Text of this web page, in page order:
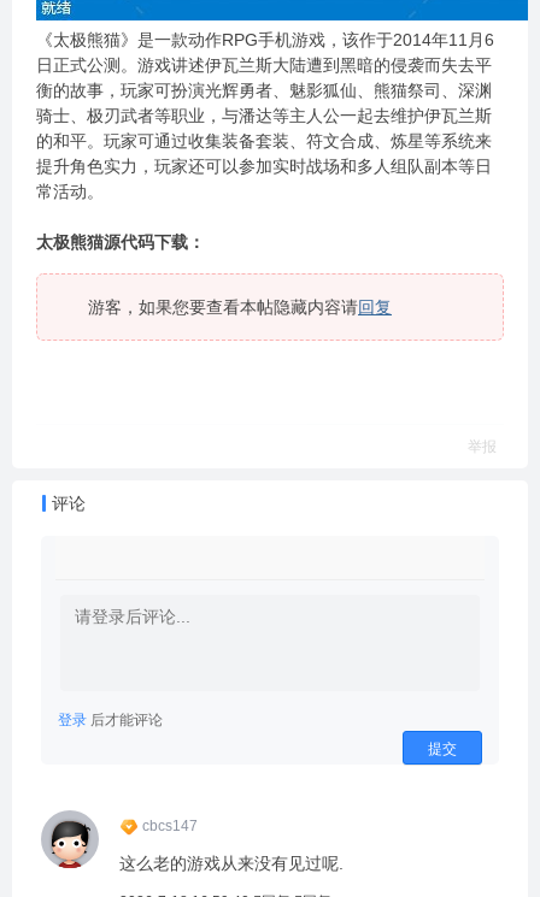
《太极熊猫》是一款动作RPG手机游戏，该作于2014年11月6
日正式公测。游戏讲述伊瓦兰斯大陆遭到黑暗的侵袭而失去平
衡的故事，玩家可扮演光辉勇者、魅影狐仙、熊猫祭司、深渊
骑士、极刃武者等职业，与潘达等主人公一起去维护伊瓦兰斯
的和平。玩家可通过收集装备套装、符文合成、炼星等系统来
提升角色实力，玩家还可以参加实时战场和多人组队副本等日
常活动。
太极熊猫源代码下载：
游客，如果您要查看本帖隐藏内容请回复
举报
评论
登录 后才能评论
提交
cbcs147
这么老的游戏从来没有见过呢.